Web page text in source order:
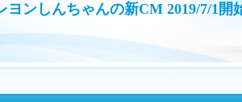
ヨンしんちゃんの新CM 2019/7/1開